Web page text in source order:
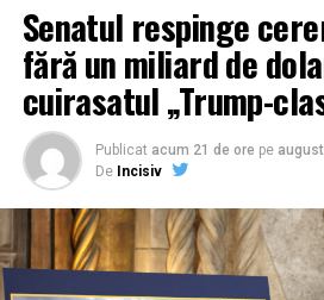
Senatul respinge
fără un miliard de
cuirasatul „Trump-
Publicat acum 21 de ore pe
De Incisiv